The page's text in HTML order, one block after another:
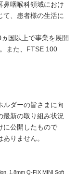
鼻咽喉科領域におけ
て、患者様の生活に
国以上で事業を展開
また、FTSE 100
ルダーの皆さまに向
最新の取り組み状況
に公開したもので
りません。
1.8mm Q-FIX MINI Soft